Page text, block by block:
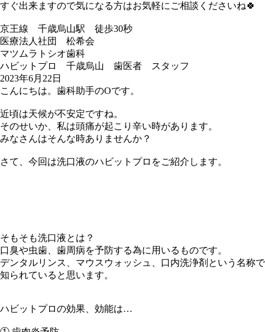
すぐ出来ますので気になる方はお気軽にご相談くださいね🍀
京王線 千歳烏山駅 徒歩30秒
医療法人社団 松希会
マツムラトシオ歯科
ハビットプロ 千歳烏山 歯医者 スタッフ
2023年6月22日
こんにちは。歯科助手のOです。
近頃は天候が不安定ですね。
そのせいか、私は頭痛が起こり辛い時があります。
みなさんはそんな時ありませんか？
さて、今回は洗口液のハビットプロをご紹介します。
そもそも洗口液とは？
口臭や虫歯、歯周病を予防する為に用いるものです。
デンタルリンス、マウスウォッシュ、口内洗浄剤という名称で
知られていると思います。
ハビットプロの効果、効能は…